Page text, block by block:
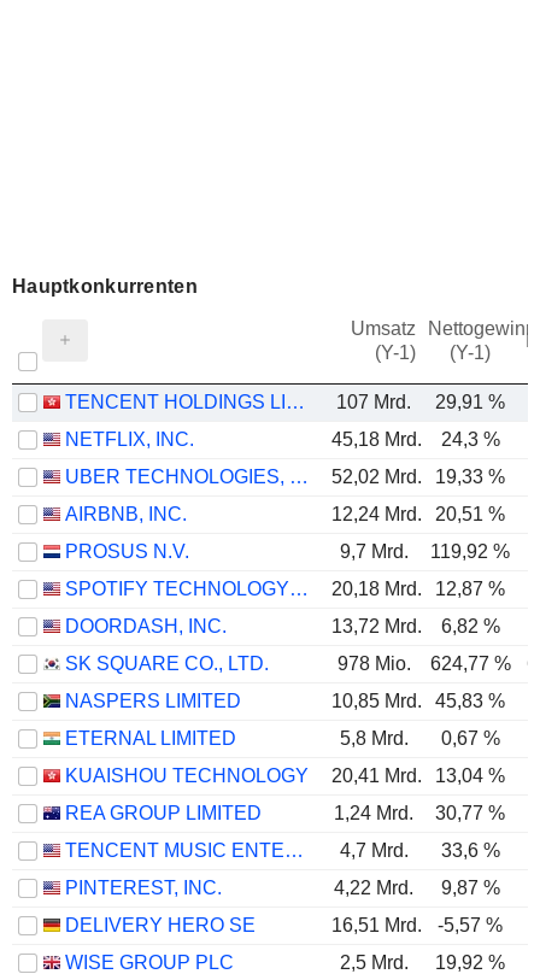
Hauptkonkurrenten
Umsatz
(Y-1)
Nettogewinn
(Y-1)
TENCENT HOLDINGS LIMITED 107 Mrd. 29,91 %
NETFLIX, INC.
45,18 Mrd. 24,3 %
UBER TECHNOLOGIES, INC.
52,02 Mrd. 19,33 %
AIRBNB, INC.
12,24 Mrd. 20,51 %
PROSUS N.V.
9,7 Mrd. 119,92 %
SPOTIFY TECHNOLOGY S.A.
20,18 Mrd. 12,87 %
DOORDASH, INC.
13,72 Mrd. 6,82 %
SK SQUARE CO., LTD.
978 Mio. 624,77 %
NASPERS LIMITED
10,85 Mrd.
45,83 %
ETERNAL LIMITED
5,8 Mrd. 0,67 %
KUAISHOU TECHNOLOGY
20,41 Mrd. 13,04 %
REA GROUP LIMITED
1,24 Mrd. 30,77 %
TENCENT MUSIC ENTERTAINMENT GROUP
4,7 Mrd. 33,6 %
PINTEREST, INC.
4,22 Mrd. 9,87 %
DELIVERY HERO SE
16,51 Mrd. -5,57 %
WISE GROUP PLC
2,5 Mrd. 19,92 %